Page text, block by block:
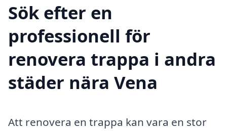
Sök efter en
professionell för
renovera trappa i andra
städer nära Vena
Att renovera en trappa kan vara en stor